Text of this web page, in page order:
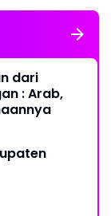
dari
: Arab,